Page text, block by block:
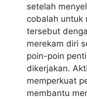
setelah
cobalah untuk
tersebut
merekam diri
poin-poin
dikerjakan.
memperkuat
membantu